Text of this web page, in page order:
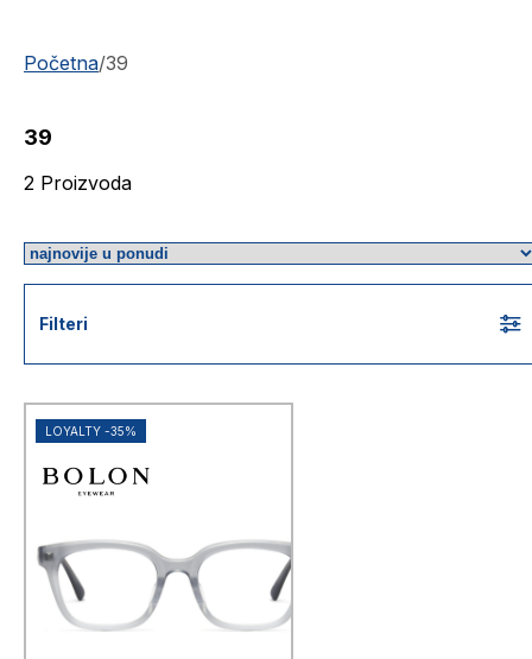
Početna/39
39
2 Proizvoda
Filteri
LOYALTY -35%